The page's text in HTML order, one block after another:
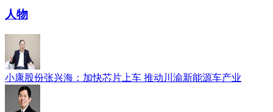
人物
小康股份张兴海：加快芯片上车 推动川渝新能源车产业